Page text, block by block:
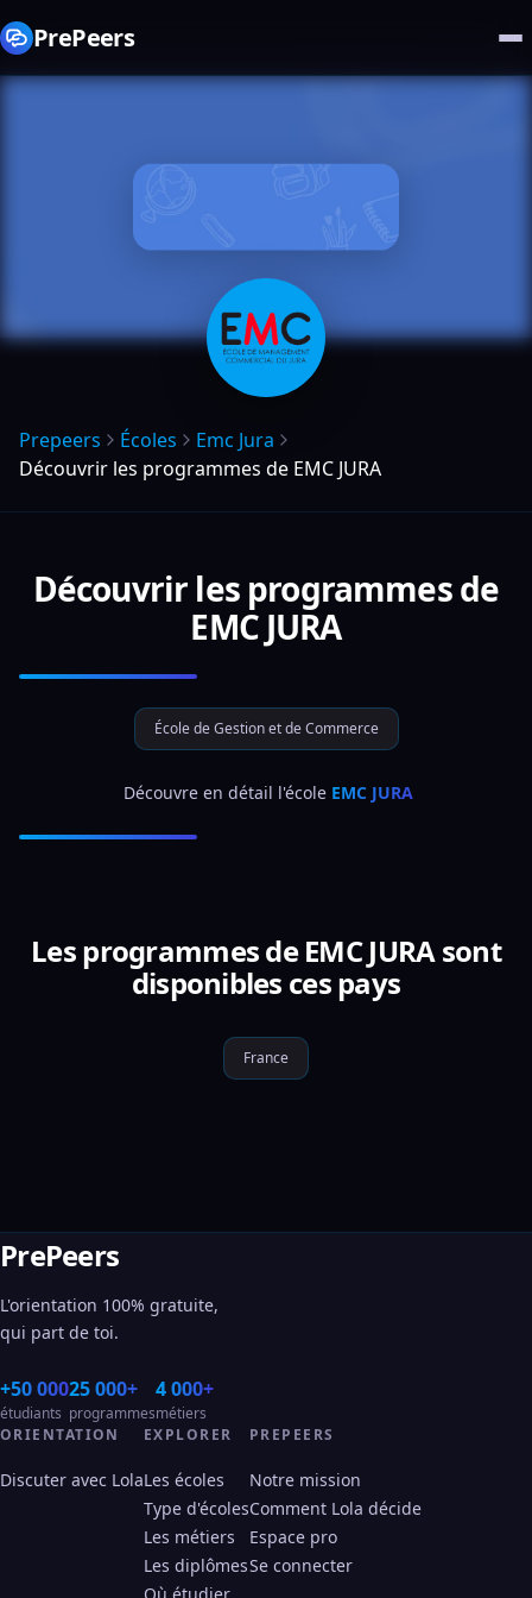
PrePeers
Prepeers Écoles
Emc Jura
Découvrir les programmes de EMC JURA
Découvrir les programmes de
EMC JURA
École de Gestion et de Commerce
Découvre en détail l'école EMC JURA
Les programmes de EMC JURA sont
disponibles ces pays
France
PrePeers
L'orientation 100% gratuite,
qui part de toi.
+50 000
étudiants
25 000+
programmes
4 000+
métiers
ORIENTATION
Discuter avec Lola
EXPLORER
Les écoles
Type d'écoles
Les métiers
Les diplômes
PREPEERS
Notre mission
Comment Lola décide
Espace pro
Se connecter